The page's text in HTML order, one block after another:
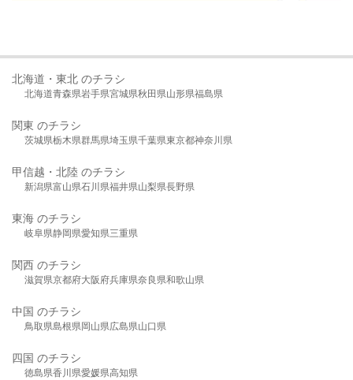
北海道・東北 のチラシ
北海道青森県岩手県宮城県秋田県山形県福島県
関東 のチラシ
茨城県栃木県群馬県埼玉県千葉県東京都神奈川県
甲信越・北陸 のチラシ
新潟県富山県石川県福井県山梨県長野県
東海 のチラシ
岐阜県静岡県愛知県三重県
関西 のチラシ
滋賀県京都府大阪府兵庫県奈良県和歌山県
中国 のチラシ
鳥取県島根県岡山県広島県山口県
四国 のチラシ
徳島県香川県愛媛県高知県